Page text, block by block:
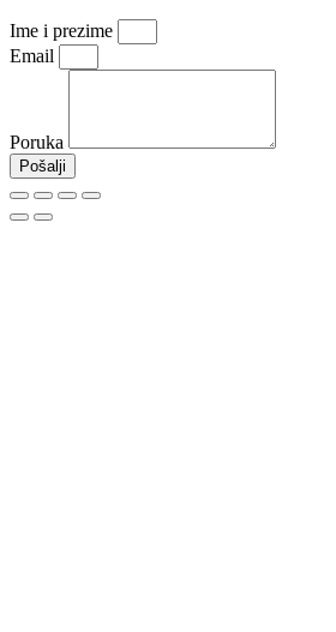
Ime i prezime
Email
Poruka
Pošalji